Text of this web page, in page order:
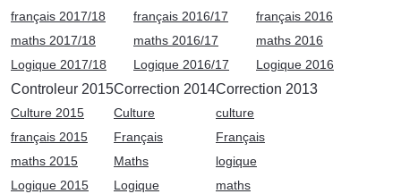
français 2017/18
maths 2017/18
Logique 2017/18
français 2016/17
maths 2016/17
Logique 2016/17
français 2016
maths 2016
Logique 2016
Controleur 2015
Culture 2015
français 2015
maths 2015
Logique 2015
Correction 2014
Culture
Français
Maths
Logique
Correction 2013
culture
Français
logique
maths